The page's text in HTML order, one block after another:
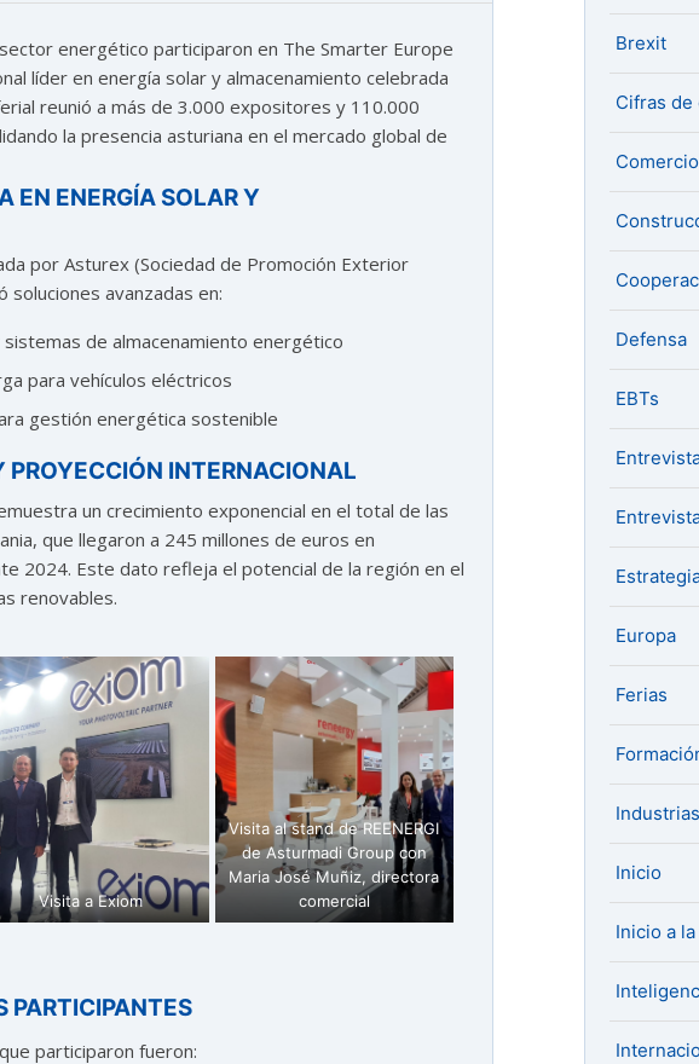
energético participaron en The Smarter Europe
líder en energía solar y almacenamiento celebrada
reunió a más de 3.000 expositores y 110.000
la presencia asturiana en el mercado global de
EN ENERGÍA SOLAR Y
por Asturex (Sociedad de Promoción Exterior
avanzadas en:
de almacenamiento energético
para vehículos eléctricos
gestión energética sostenible
INTERNACIONAL
un crecimiento exponencial en el total de las
que llegaron a 245 millones de euros en
2024. Este dato refleja el potencial de la región en el
renovables.
Visita a Exiom
Visita al stand de REENERGI
de Asturmadi Group con
Maria José Muñiz, directora
comercial
PARTICIPANTES
participaron fueron:
Brexit
Cifras
Defensa
EBTs
Europa
Ferias
Inicio
Inicio a